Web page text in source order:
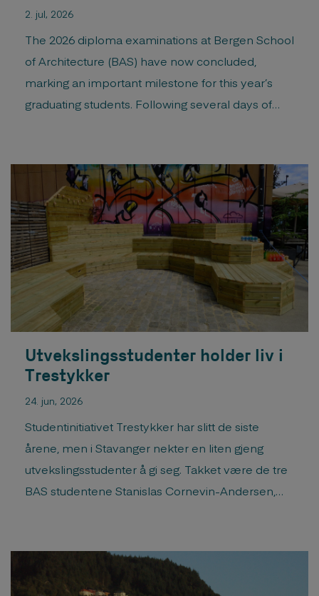
2. jul, 2026
The 2026 diploma examinations at Bergen School
of Architecture (BAS) have now concluded,
marking an important milestone for this year’s
graduating students. Following several days of
final diploma examinations and are graduating
with a Master of Architecture degree. The
examination took place from 26. – 30. […]
Utvekslingsstudenter holder liv i
Trestykker
24. jun, 2026
Studentinitiativet Trestykker har slitt de siste
årene, men i Stavanger nekter en liten gjeng
utvekslingsstudenter å gi seg. Takket være de tre
BAS studentene Stanislas Cornevin-Andersen,
artikkelen i Arkitektur.no Her kan du se storyene